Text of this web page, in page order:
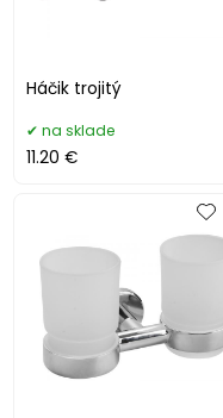
Háčik trojitý
na sklade
11.20 €